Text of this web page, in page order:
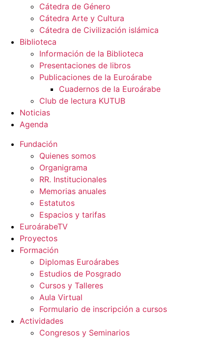
Cátedra de Género
Cátedra Arte y Cultura
Cátedra de Civilización islámica
Biblioteca
Información de la Biblioteca
Presentaciones de libros
Publicaciones de la Euroárabe
Cuadernos de la Euroárabe
Club de lectura KUTUB
Noticias
Agenda
Fundación
Quienes somos
Organigrama
RR. Institucionales
Memorias anuales
Estatutos
Espacios y tarifas
EuroárabeTV
Proyectos
Formación
Diplomas Euroárabes
Estudios de Posgrado
Cursos y Talleres
Aula Virtual
Formulario de inscripción a cursos
Actividades
Congresos y Seminarios